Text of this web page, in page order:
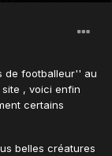
de footballeur'' au
, voici enfin
certains
belles créatures